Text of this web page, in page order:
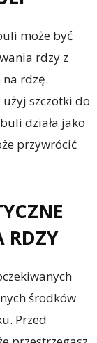
może być
rdzy z
na rdzę.
szczotki do
działa jako
przywrócić
RDZY
środków
Przed